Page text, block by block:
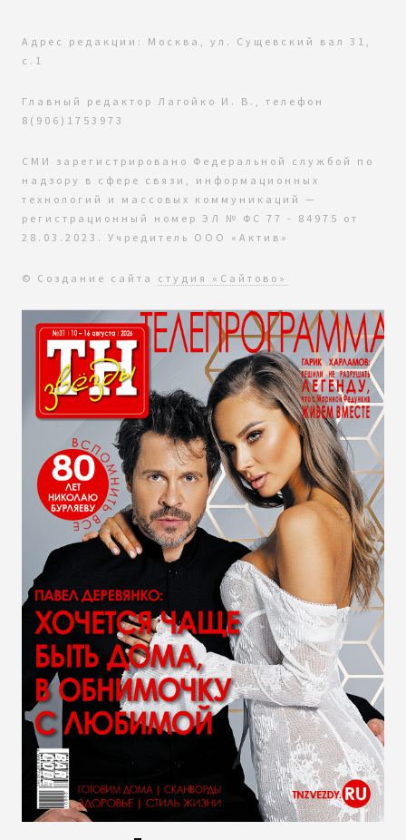
Адрес редакции: Москва, ул. Сущевский вал 31,
с.1
Главный редактор Лагойко И. В., телефон
8(906)1753973
СМИ зарегистрировано Федеральной службой по
надзору в сфере связи, информационных
технологий и массовых коммуникаций —
регистрационный номер ЭЛ № ФС 77 - 84975 от
28.03.2023. Учредитель ООО «Актив»
© Создание сайта студия «Сайтово»